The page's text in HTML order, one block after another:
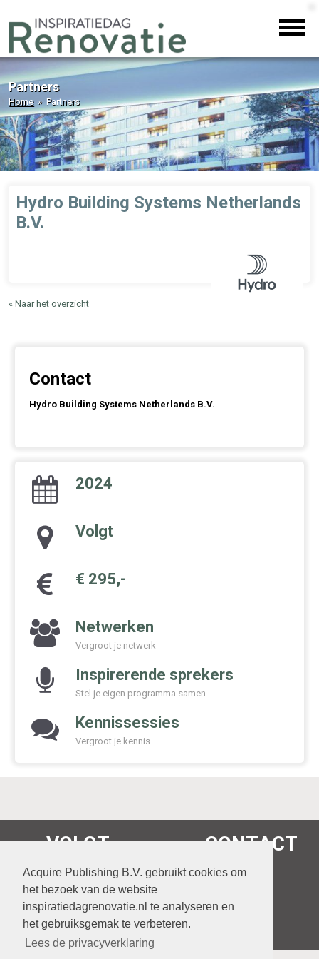
Acquire Publishing B.V. gebruikt cookies om
het bezoek van de website
inspiratiedagrenovatie.nl te analyseren en
het gebruiksgemak te verbeteren.
Lees de privacyverklaring
Partners
Home» Partners
Hydro Building Systems Netherlands
B.V.
« Naar het overzicht
Contact
Hydro Building Systems Netherlands B.V.
2024
Volgt
€ 295,-
Netwerken
Vergroot je netwerk
Inspirerende sprekers
Stel je eigen programma samen
Kennissessies
Vergroot je kennis
VOLGT CONTACT
038 460 63 84
klantenservice@acquire.nl